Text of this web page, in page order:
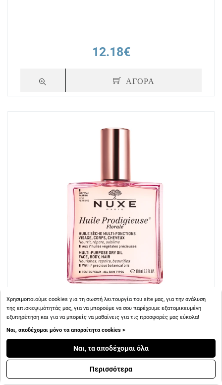
12.18€
ΑΓΟΡΑ
Nuxe Huile Prodigieuse Florale Multi Purpose Dry Oil Face
Body Hair 100ml
Χρησιμοποιούμε cookies για τη σωστή λειτουργία του site μας, για την ανάλυση
της επισκεψιμότητάς μας, για να μπορούμε να σου παρέχουμε εξατομικευμένη
εξυπηρέτηση και για να μπορείς να μαθαίνεις για τις προσφορές μας εύκολα!
Ναι, αποδέχομαι μόνο τα απαραίτητα cookies >
Ναι, τα αποδέχομαι όλα
Περισσότερα